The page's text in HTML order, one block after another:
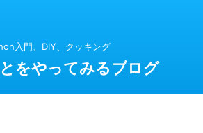
入門、DIY、クッキング
をやってみるブログ